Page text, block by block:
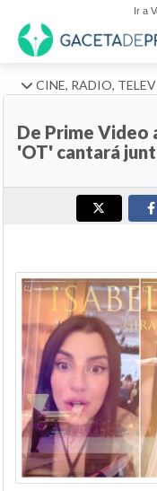
Ir a
CINE, RADIO,
De Prime Video
'OT' cantará